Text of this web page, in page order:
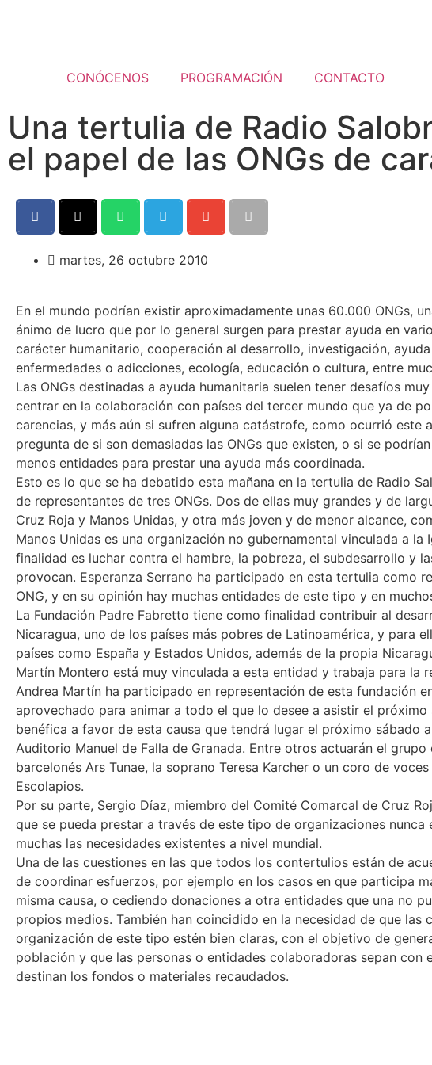
CONÓCENOS PROGRAMACIÓN CONTACTO
Una tertulia de Radio
el papel de las ONGs de
martes, 26 octubre 2010
En el mundo podrían existir aproximadamente unas 60.000 ONGs,
ánimo de lucro que por lo general surgen para prestar ayuda en
carácter humanitario, cooperación al desarrollo, investigación,
enfermedades o adicciones, ecología, educación o cultura, entre
Las ONGs destinadas a ayuda humanitaria suelen tener desafíos
centrar en la colaboración con países del tercer mundo que ya de
carencias, y más aún si sufren alguna catástrofe, como ocurrió este
pregunta de si son demasiadas las ONGs que existen, o si se
menos entidades para prestar una ayuda más coordinada.
Esto es lo que se ha debatido esta mañana en la tertulia de Radio
de representantes de tres ONGs. Dos de ellas muy grandes y de
Cruz Roja y Manos Unidas, y otra más joven y de menor alcance,
Manos Unidas es una organización no gubernamental vinculada a la
finalidad es luchar contra el hambre, la pobreza, el subdesarrollo y
provocan. Esperanza Serrano ha participado en esta tertulia como
ONG, y en su opinión hay muchas entidades de este tipo y en
La Fundación Padre Fabretto tiene como finalidad contribuir al
Nicaragua, uno de los países más pobres de Latinoamérica, y para
países como España y Estados Unidos, además de la propia
Martín Montero está muy vinculada a esta entidad y trabaja para la
Andrea Martín ha participado en representación de esta fundación
aprovechado para animar a todo el que lo desee a asistir el próximo
benéfica a favor de esta causa que tendrá lugar el próximo sábado
Auditorio Manuel de Falla de Granada. Entre otros actuarán el grupo
barcelonés Ars Tunae, la soprano Teresa Karcher o un coro de
Escolapios.
Por su parte, Sergio Díaz, miembro del Comité Comarcal de Cruz
que se pueda prestar a través de este tipo de organizaciones nunca
muchas las necesidades existentes a nivel mundial.
Una de las cuestiones en las que todos los contertulios están de
de coordinar esfuerzos, por ejemplo en los casos en que participa
misma causa, o cediendo donaciones a otra entidades que una no
propios medios. También han coincidido en la necesidad de que las
organización de este tipo estén bien claras, con el objetivo de
población y que las personas o entidades colaboradoras sepan con
destinan los fondos o materiales recaudados.